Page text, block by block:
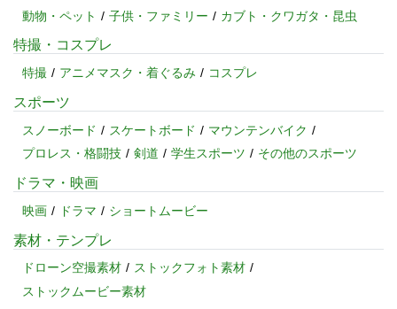
動物・ペット 子供・ファミリー カブト・クワガタ・昆虫
特撮・コスプレ
特撮 アニメマスク・着ぐるみ コスプレ
スポーツ
スノーボード スケートボード
マウンテンバイク
プロレス・格闘技
剣道 学生スポーツ その他のスポーツ
ドラマ・映画
映画 ドラマ ショートムービー
素材・テンプレ
ドローン空撮素材
ストックフォト素材
ストックムービー素材